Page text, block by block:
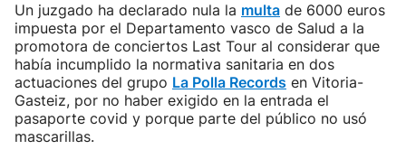
Un juzgado ha declarado nula la multa de 6000 euros
impuesta por el Departamento vasco de Salud a la
promotora de conciertos Last Tour al considerar que
había incumplido la normativa sanitaria en dos
actuaciones del grupo La Polla Records en Vitoria-
Gasteiz, por no haber exigido en la entrada el
pasaporte covid y porque parte del público no usó
mascarillas.